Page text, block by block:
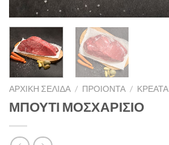
ΑΡΧΙΚΉ ΣΕΛΊΔΑ / ΠΡΟΙΟΝΤΑ / ΚΡΕΑΤΑ
ΜΠΟΥΤΙ ΜΟΣΧΑΡΙΣΙΟ